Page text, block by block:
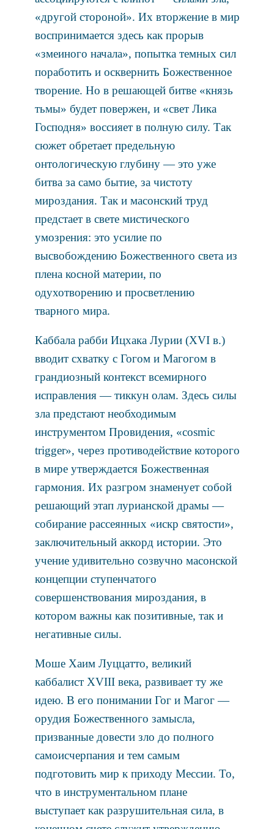
«другой стороной». Их вторжение в мир
воспринимается здесь как прорыв
«змеиного начала», попытка темных сил
поработить и осквернить Божественное
творение. Но в решающей битве «князь
тьмы» будет повержен, и «свет Лика
Господня» воссияет в полную силу. Так
сюжет обретает предельную
онтологическую глубину — это уже
битва за само бытие, за чистоту
мироздания. Так и масонский труд
предстает в свете мистического
умозрения: это усилие по
высвобождению Божественного света из
плена косной материи, по
одухотворению и просветлению
тварного мира.
Каббала рабби Ицхака Лурии (XVI в.)
вводит схватку с Гогом и Магогом в
грандиозный контекст всемирного
исправления — тиккун олам. Здесь силы
зла предстают необходимым
инструментом Провидения, «cosmic
trigger», через противодействие которого
в мире утверждается Божественная
гармония. Их разгром знаменует собой
решающий этап лурианской драмы —
собирание рассеянных «искр святости»,
заключительный аккорд истории. Это
учение удивительно созвучно масонской
концепции ступенчатого
совершенствования мироздания, в
котором важны как позитивные, так и
негативные силы.
Моше Хаим Луццатто, великий
каббалист XVIII века, развивает ту же
идею. В его понимании Гог и Магог —
орудия Божественного замысла,
призванные довести зло до полного
самоисчерпания и тем самым
подготовить мир к приходу Мессии. То,
что в инструментальном плане
выступает как разрушительная сила, в